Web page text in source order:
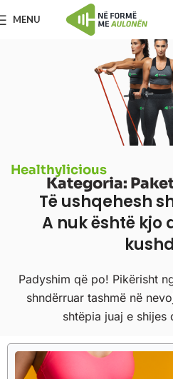
MENU
Healthylicious
Kategoria:
Të ushqehesh
A nuk është kjo
Padyshim që po! Pikërisht
shndërruar tashmë në
shtëpia juaj e shijes